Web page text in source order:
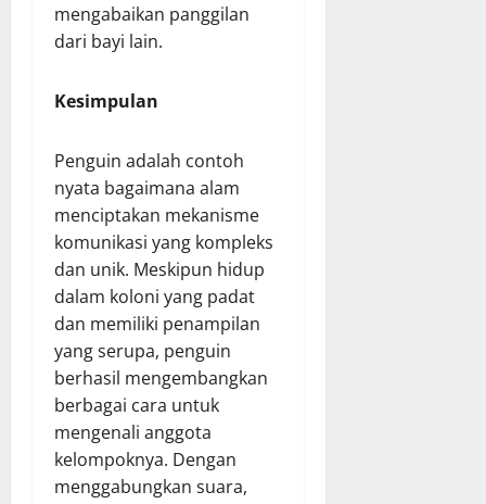
mengabaikan panggilan
dari bayi lain.
Kesimpulan
Penguin adalah contoh
nyata bagaimana alam
menciptakan mekanisme
komunikasi yang kompleks
dan unik. Meskipun hidup
dalam koloni yang padat
dan memiliki penampilan
yang serupa, penguin
berhasil mengembangkan
berbagai cara untuk
mengenali anggota
kelompoknya. Dengan
menggabungkan suara,